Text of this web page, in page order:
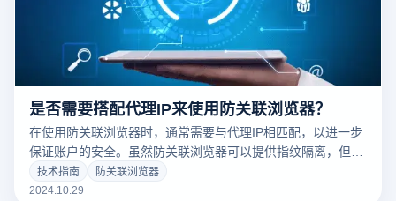
是否需要搭配代理IP来使用防关联浏览器？
在使用防关联浏览器时，通常需要与代理IP相匹配，以进一步
保证账户的安全。虽然防关联浏览器可以提供指纹隔离，但如
果所有账户都使用相同的IP地址，平台仍然可以识别关联风
险。跨境电商和多账号运营对于保证每个账号的地理位置和网
技术指南
防关联浏览器
2024.10.29